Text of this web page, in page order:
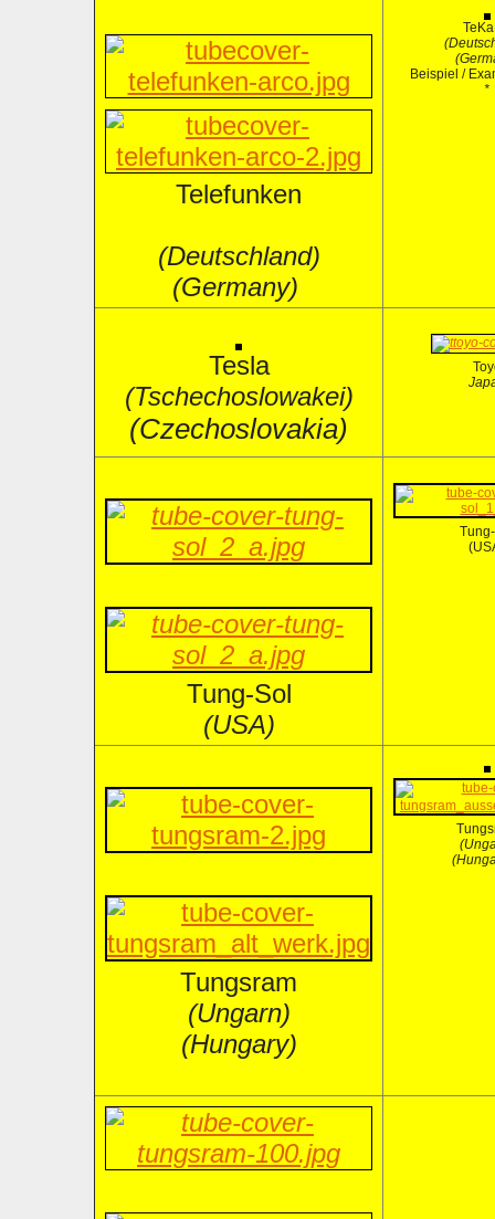
Telefunken
(Deutschland)
(Germany)
Beispiel /
*
Tesla
(Tschechoslowakei)
(Czechoslovakia)
Tung-Sol
(USA)
Tungsram
(Ungarn)
(Hungary)